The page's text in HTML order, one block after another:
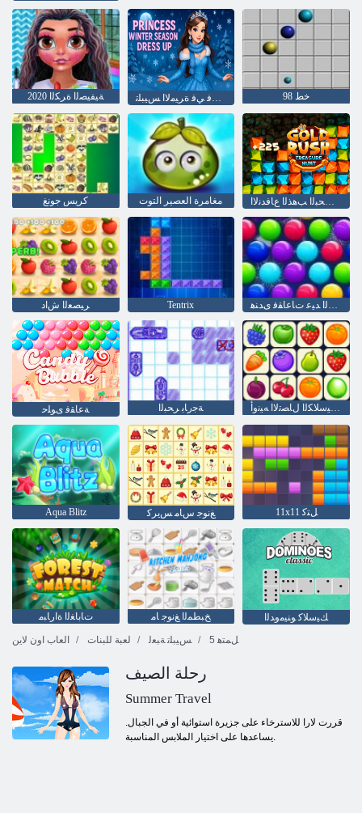
2020 ﺔﻴﻔﻴﺼﻟﺍ ﺓﺮﻜﻟﺍ خط 98
كريس جونغ مغامرة العصير التوت ﺰﻨﻜﻟﺍ ﻦﻋ ﺚﺤﺒﻟﺍ ﺐﻫﺬﻟﺍ ﻉﺎﻓﺪﻧﻻ ﺍ
ﺮﻴﺼﻌﻟﺍ ﺵﺍﺩ Tentrix ﺔﻌﺒﻄﻟﺍ ﺩﻼ ﻴﻤﻟﺍ ﺪﻴﻋ ﺕﺎﻋﺎﻘﻓ ﻯﺪﻨﻫ
ﺔﻋﺎﻘﻓ ﻯﻮﻠﺣ ﺔﺟﺭﺎﺑ ﺮﺤﺒﻟﺍ ﺔﻴﻜﻴﺳﻼ ﻜﻟﺍ ﻝﺎﺼﺗﻻ ﺍ ﻪﻴﻧﻭﺃ
Aqua Blitz ﻎﻧﻮﺟ ﺱﺎﻣ ﺲﻳﺮﻛ 11x11 ﻞﺘﻛ
ﺕﺎﺑﺎﻐﻟﺍ ﺓﺍﺭﺎﺒﻣ ﺦﺒﻄﻤﻟﺍ ﻎﻧﻮﺟ ﺎﻣ
ﻚﻴﺳﻼ ﻛ ﻮﻨﻴﻣﻭﺪﻟﺍ
العاب اون لاين
لعبة للبنات ﺲﻴﺒﻠﺗ ﺔﺒﻌﻟ 5 ﻞﻤﺘﻫ
رحلة الصيف
Summer Travel
قررت لارا للاسترخاء على جزيرة استوائية أو في الجبال.
يساعدها على اختيار الملابس المناسبة.